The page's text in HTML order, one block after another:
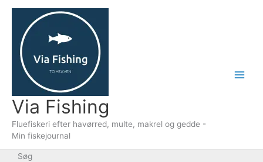
indholdet
Via Fishing
Fluefiskeri efter havørred, multe, makrel og gedde -
Min fiskejournal
Søg